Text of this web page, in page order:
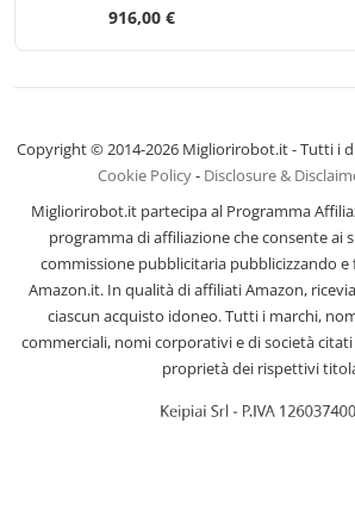
916,00 €
Copyright © 2014-2026 Migliorirobot.it - Tutti i
Cookie Policy- Disclosure &
Migliorirobot.it partecipa al Programma
programma di affiliazione che consente ai
commissione pubblicitaria pubblicizzando
Amazon.it. In qualità di affiliati Amazon,
ciascun acquisto idoneo. Tutti i marchi,
commerciali, nomi corporativi e di società
proprietà dei rispettivi